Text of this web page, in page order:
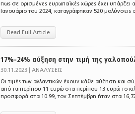
πως σε ορισμένες ευρωπαϊκές χώρες έχει
Ιανουάριο του 2024, καταγράφηκαν 520 μολύνσεις
Read Full Article
17%-24% αύξηση στην τιμή της
30.11.2023 | ΑΝΑΛΥΣΕΙΣ
Οι τιμές των αλλαντικών έχουν κάθε αύξηση και
από τα περίπου 11 ευρώ στα περίπου 13 ευρώ το
προσφορά στα 10.99, τον Σεπτέμβρη ήταν στα